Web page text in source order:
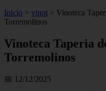
Inicio > vinot > Vinoteca
Torremolinos
Vinoteca Taperia
Torremolinos
📅 12/12/2025